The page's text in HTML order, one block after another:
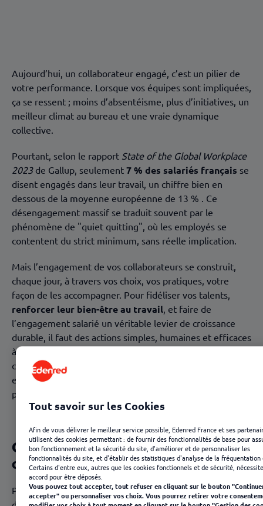
Points à retenir
Aujourd’hui, un collaborateur engagé, c’est un pilier de
votre performance. Lorsque vos équipes sont impliquées,
ça se ressent ; moins d’absentéisme, plus d’initiatives, un
meilleur climat au bureau et une vraie dynamique
collective.
Pourtant, selon le rapport State of the Global Workplace
2023de Gallup, seulement 7 % des salariés français se
disent engagés dans leur travail, un chiffre bien en
dessous de la moyenne européenne de 13 % . Ce
désengagement massif se traduit souvent par le
phénomène de "quiet quitting", où les employés se
contentent du strict minimum, sans réelle implication.
Mais l’engagement de vos collaborateurs se construit,
chaque jour, à travers vos choix, vos pratiques, votre
façon de les accompagner. Pour fidéliser vos talents,
renforcer leur bien-être au travail, et faire de
l’engagement salarié un véritable levier de croissance
durable, il faut des actions simples, humaines et efficaces
à mettre en place dès maintenant. Alors comment faire
concrètement pour créer un environnement où chacun a
envie de donner le meilleur de lui-même ? Et surtout,
pourquoi est-ce si essentiel aujourd’hui ?
Comprendre l’engagement
collaborateur
Pour renforcer l’engagement collaborateur, il faut
Tout savoir sur les Cookies
Afin de vous délivrer le meilleur service possible, Edenred France et ses
utilisent des cookies permettant : de fournir des fonctionnalités de base pour
bon fonctionnement et la sécurité du site, d'améliorer et de personnaliser les
fonctionnalités du site, et d'établir des statistiques d'analyse de la fréquentation
Certains d'entre eux, autres que les cookies fonctionnels et de sécurité,
accord pour être déposés.
Vous pouvez tout accepter, tout refuser en cliquant sur le bouton
accepter" ou personnaliser vos choix. Vous pourrez retirer votre